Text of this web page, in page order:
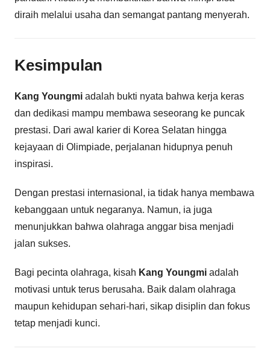
diraih melalui usaha dan semangat pantang menyerah.
Kesimpulan
Kang Youngmi adalah bukti nyata bahwa kerja keras
dan dedikasi mampu membawa seseorang ke puncak
prestasi. Dari awal karier di Korea Selatan hingga
kejayaan di Olimpiade, perjalanan hidupnya penuh
inspirasi.
Dengan prestasi internasional, ia tidak hanya membawa
kebanggaan untuk negaranya. Namun, ia juga
menunjukkan bahwa olahraga anggar bisa menjadi
jalan sukses.
Bagi pecinta olahraga, kisah Kang Youngmi adalah
motivasi untuk terus berusaha. Baik dalam olahraga
maupun kehidupan sehari-hari, sikap disiplin dan fokus
tetap menjadi kunci.